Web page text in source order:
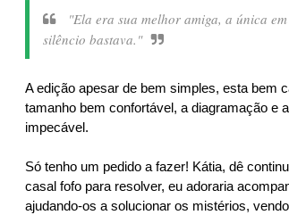
"Ela era sua melhor amiga, a única
silêncio bastava."
A edição apesar de bem simples, esta bem
tamanho bem confortável, a diagramação e
impecável.
Só tenho um pedido a fazer! Kátia, dê
casal fofo para resolver, eu adoraria
ajudando-os a solucionar os mistérios,